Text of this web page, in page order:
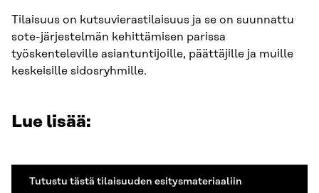
Tilaisuus on kutsuvierastilaisuus ja se on suunnattu
sote-järjestelmän kehittämisen parissa
työskenteleville asiantuntijoille, päättäjille ja muille
keskeisille sidosryhmille.
Lue lisää:
Tutustu tästä tilaisuuden esitysmateriaaliin